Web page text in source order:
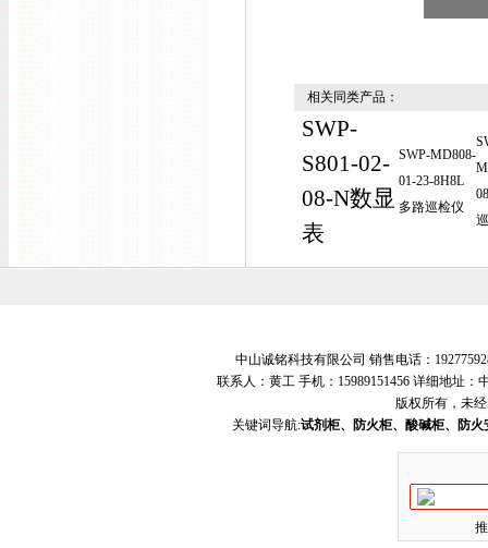
相关同类产品：
SWP-
S801-02-
08-N数显
表
SWP-MD808-
01-23-8H8L
多路巡检仪
中山诚铭科技有限公司 销售电话：
联系人：黄工 手机：15989151456 详细地址
版权所有，未
关键词导航:试剂柜、防火柜、酸碱柜、防